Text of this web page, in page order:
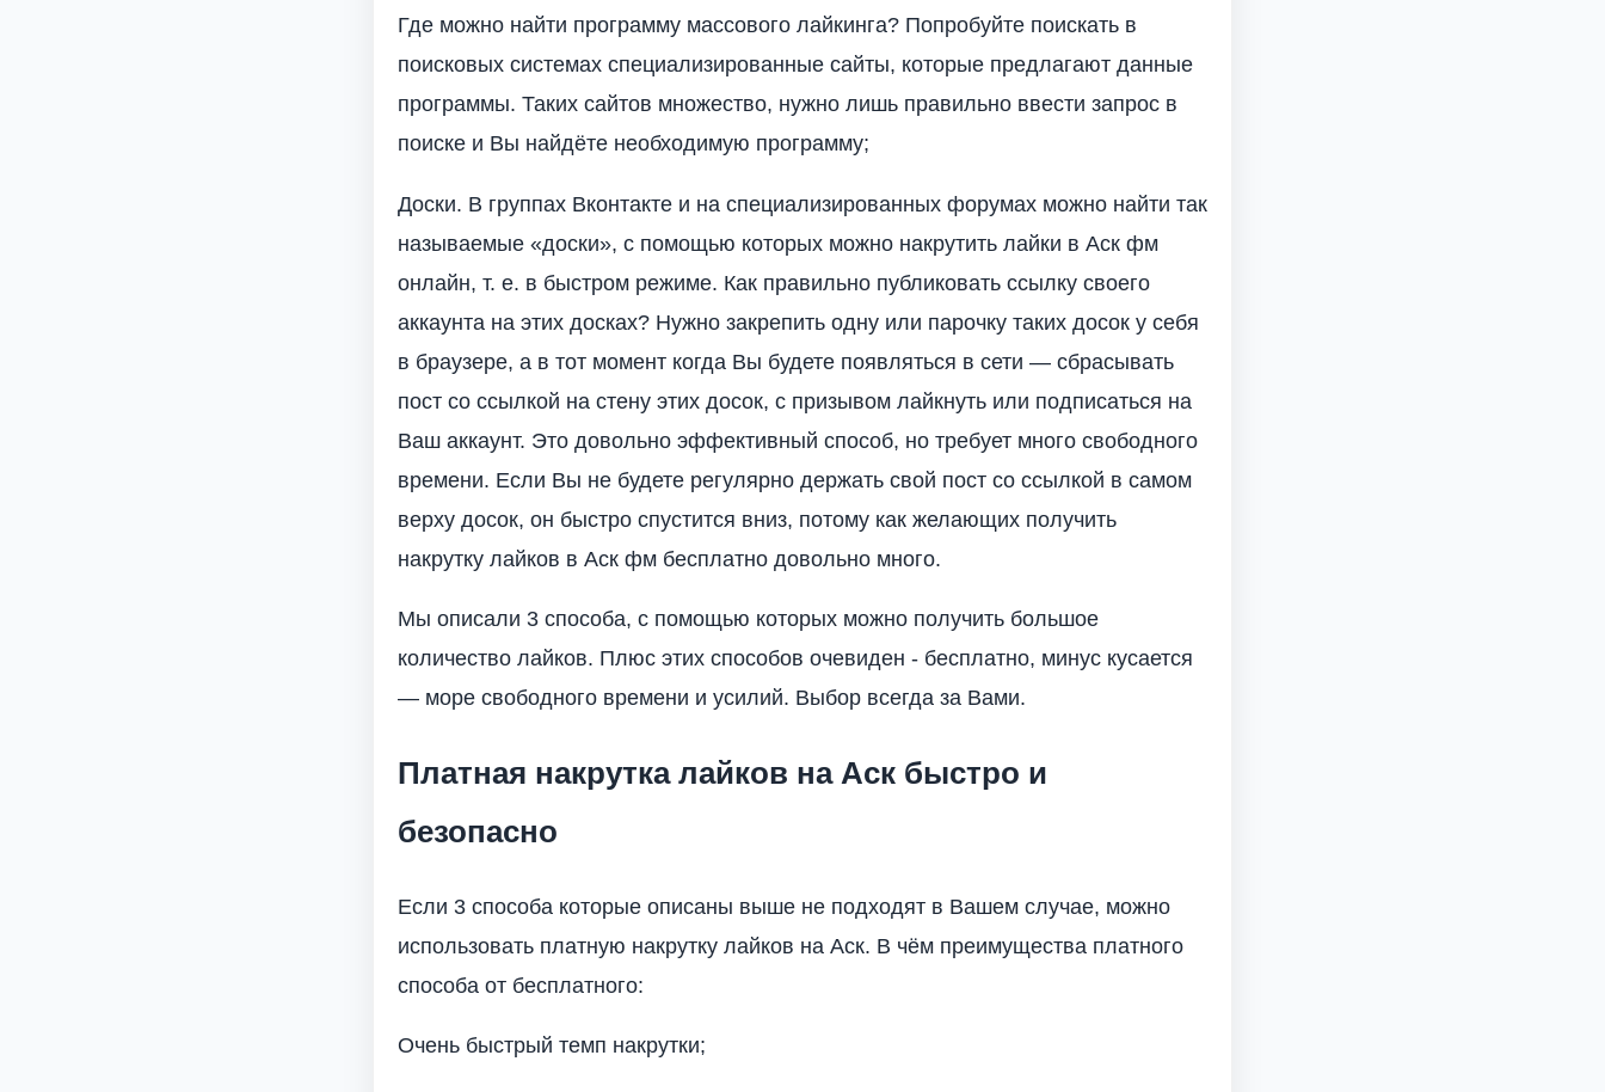
Где можно найти программу массового лайкинга? Попробуйте поискать в
поисковых системах специализированные сайты, которые предлагают данные
программы. Таких сайтов множество, нужно лишь правильно ввести запрос в
поиске и Вы найдёте необходимую программу;
Доски. В группах Вконтакте и на специализированных форумах можно найти так
называемые «доски», с помощью которых можно накрутить лайки в Аск фм
онлайн, т. е. в быстром режиме. Как правильно публиковать ссылку своего
аккаунта на этих досках? Нужно закрепить одну или парочку таких досок у себя
в браузере, а в тот момент когда Вы будете появляться в сети — сбрасывать
пост со ссылкой на стену этих досок, с призывом лайкнуть или подписаться на
Ваш аккаунт. Это довольно эффективный способ, но требует много свободного
времени. Если Вы не будете регулярно держать свой пост со ссылкой в самом
верху досок, он быстро спустится вниз, потому как желающих получить
накрутку лайков в Аск фм бесплатно довольно много.
Мы описали 3 способа, с помощью которых можно получить большое
количество лайков. Плюс этих способов очевиден - бесплатно, минус кусается
— море свободного времени и усилий. Выбор всегда за Вами.
Платная накрутка лайков на Аск быстро и
безопасно
Если 3 способа которые описаны выше не подходят в Вашем случае, можно
использовать платную накрутку лайков на Аск. В чём преимущества платного
способа от бесплатного:
Очень быстрый темп накрутки;